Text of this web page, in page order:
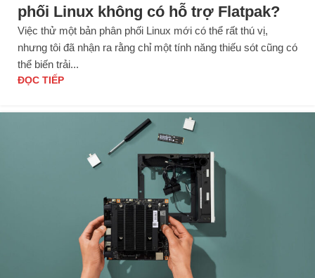
phối Linux không có hỗ trợ Flatpak?
Việc thử một bản phân phối Linux mới có thể rất thú vị,
nhưng tôi đã nhận ra rằng chỉ một tính năng thiếu sót cũng có
thể biến trải...
ĐỌC TIẾP